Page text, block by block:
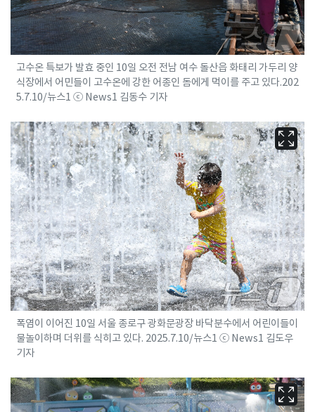
고수온 특보가 발효 중인 10일 오전 전남 여수 돌산읍 화태리 가두리 양
식장에서 어민들이 고수온에 강한 어종인 돔에게 먹이를 주고 있다.202
5.7.10/뉴스1 ⓒ News1 김동수 기자
폭염이 이어진 10일 서울 종로구 광화문광장 바닥분수에서 어린이들이
물놀이하며 더위를 식히고 있다. 2025.7.10/뉴스1 ⓒ News1 김도우
기자